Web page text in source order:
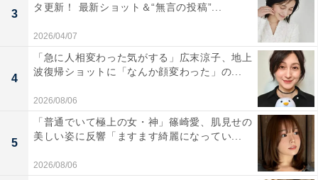
3
タ更新！ 最新ショット＆“無言の投稿”...
2026/04/07
4
「急に人相変わった気がする」広末涼子、地上
波復帰ショットに「なんか顔変わった」の...
2026/08/06
5
「普通でいて極上の女・神」篠崎愛、肌見せの
美しい姿に反響「ますます綺麗になってい...
2026/08/06